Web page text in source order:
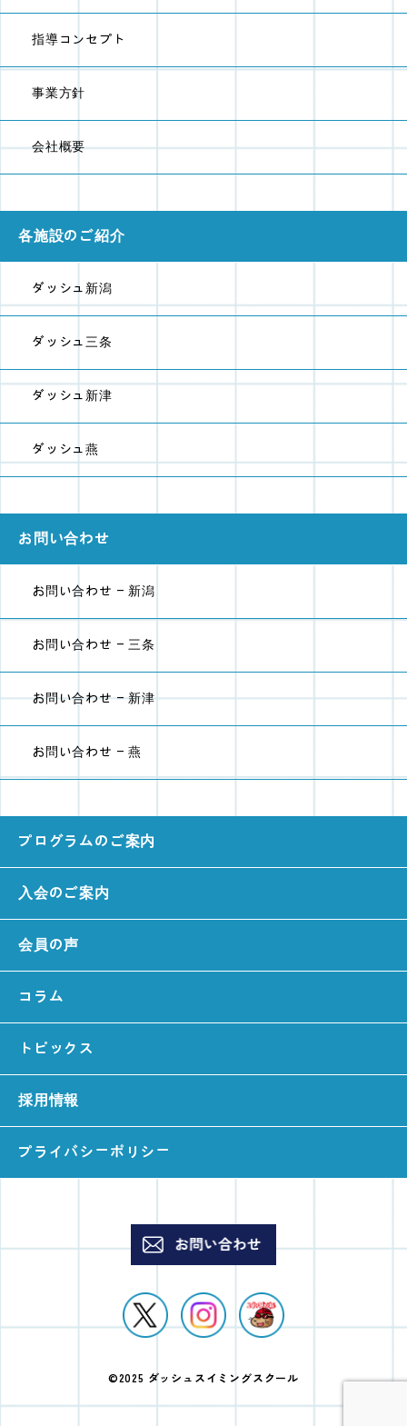
指導コンセプト
事業方針
会社概要
各施設のご紹介
ダッシュ新潟
ダッシュ三条
ダッシュ新津
ダッシュ燕
お問い合わせ
お問い合わせ - 新潟
お問い合わせ - 三条
お問い合わせ - 新津
お問い合わせ - 燕
プログラムのご案内
入会のご案内
会員の声
コラム
トピックス
採用情報
プライバシーポリシー
©2025 ダッシュスイミングスクール